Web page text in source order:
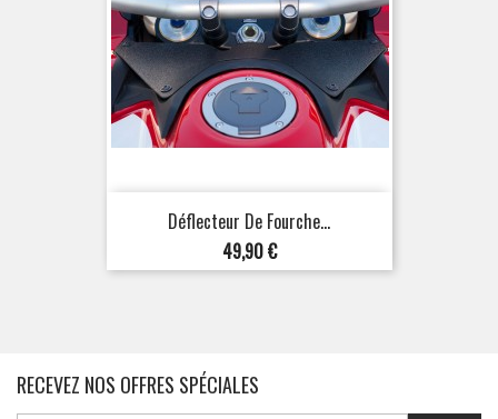
Déflecteur De Fourche...
Prix
49,90 €
RECEVEZ NOS OFFRES SPÉCIALES